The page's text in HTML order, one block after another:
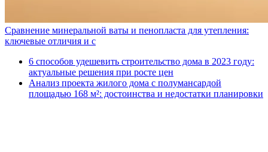
Сравнение минеральной ваты и пенопласта для утепления:
ключевые отличия и с
6 способов удешевить строительство дома в 2023 году:
актуальные решения при росте цен
Анализ проекта жилого дома с полумансардой
площадью 168 м²: достоинства и недостатки планировки